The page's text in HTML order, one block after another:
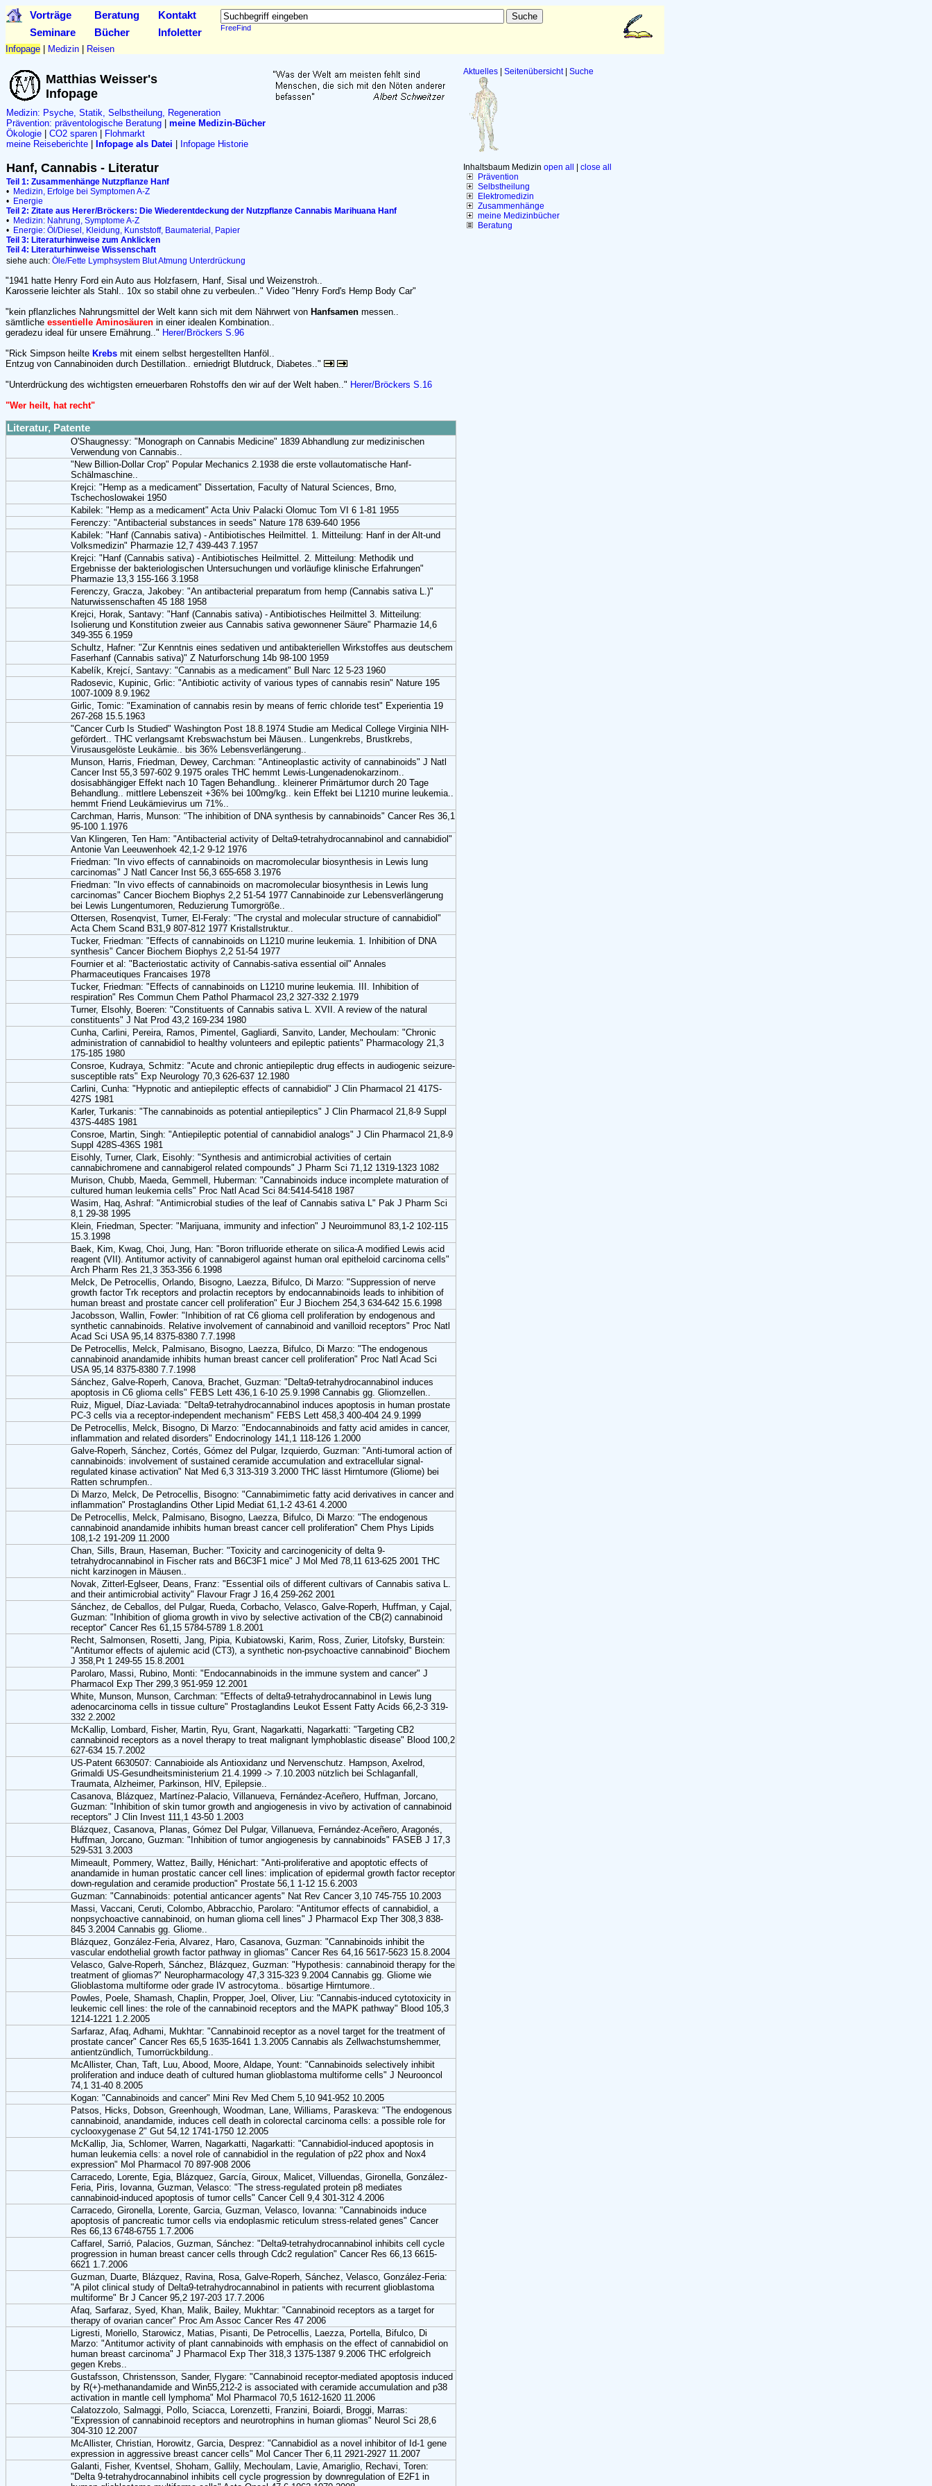
Vorträge Beratung Kontakt
FreeFind
Seminare Bücher Infoletter
Infopage Medizin Reisen
Aktuelles Seitenübersicht| Suche
Inhaltsbaum Medizin open all
close all
Prävention
Selbstheilung
Elektromedizin
Zusammenhänge
meine Medizinbücher
Beratung
Matthias Weisser's
Infopage
Medizin: Psyche, Statik, Selbstheilung, Regeneration
Prävention: präventologische Beratung
meine Medizin-Bücher
Ökologie
CO2 sparen
Flohmarkt
meine Reiseberichte
Infopage als Datei Infopage Historie
Hanf, Cannabis - Literatur
Teil 1: Zusammenhänge Nutzpflanze Hanf
• Medizin, Erfolge bei Symptomen A-Z
• Energie
Teil 2: Zitate aus Herer/Bröckers: Die Wiederentdeckung der Nutzpflanze Cannabis Marihuana Hanf
• Medizin: Nahrung, Symptome A-Z
• Energie: Öl/Diesel, Kleidung, Kunststoff, Baumaterial, Papier
Teil 3: Literaturhinweise zum Anklicken
Teil 4: Literaturhinweise Wissenschaft
siehe auch: Öle/Fette Lymphsystem BlutAtmung Unterdrückung
"1941 hatte Henry Ford ein Auto aus Holzfasern, Hanf, Sisal und Weizenstroh..
Karosserie leichter als Stahl.. 10x so stabil ohne zu verbeulen.." Video "Henry Ford's Hemp Body Car"
"kein pflanzliches Nahrungsmittel der Welt kann sich mit dem Nährwert von Hanfsamen messen..
sämtliche essentielle Aminosäuren in einer idealen Kombination..
geradezu ideal für unsere Ernährung.." Herer/Bröckers S.96
"Rick Simpson heilte Krebs mit einem selbst hergestellten Hanföl..
Entzug von Cannabinoiden durch Destillation.. erniedrigt Blutdruck, Diabetes.."
"Unterdrückung des wichtigsten erneuerbaren Rohstoffs den wir auf der Welt haben.." Herer/Bröckers S.16
"Wer heilt, hat recht"
Literatur, Patente
O'Shaugnessy: "Monograph on Cannabis Medicine" 1839 Abhandlung zur medizinischen
Verwendung von Cannabis..
"New Billion-Dollar Crop" Popular Mechanics 2.1938 die erste vollautomatische Hanf-
Schälmaschine..
Krejci: "Hemp as a medicament" Dissertation, Faculty of Natural Sciences, Brno,
Tschechoslowakei 1950
Kabilek: "Hemp as a medicament" Acta Univ Palacki Olomuc Tom VI 6 1-81 1955
Ferenczy: "Antibacterial substances in seeds" Nature 178 639-640 1956
Kabilek: "Hanf (Cannabis sativa) - Antibiotisches Heilmittel. 1. Mitteilung: Hanf in der Alt-und
Volksmedizin" Pharmazie 12,7 439-443 7.1957
Krejci: "Hanf (Cannabis sativa) - Antibiotisches Heilmittel. 2. Mitteilung: Methodik und
Ergebnisse der bakteriologischen Untersuchungen und vorläufige klinische Erfahrungen"
Pharmazie 13,3 155-166 3.1958
Ferenczy, Gracza, Jakobey: "An antibacterial preparatum from hemp (Cannabis sativa L.)"
Naturwissenschaften 45 188 1958
Krejci, Horak, Santavy: "Hanf (Cannabis sativa) - Antibiotisches Heilmittel 3. Mitteilung:
Isolierung und Konstitution zweier aus Cannabis sativa gewonnener Säure" Pharmazie 14,6
349-355 6.1959
Schultz, Hafner: "Zur Kenntnis eines sedativen und antibakteriellen Wirkstoffes aus deutschem
Faserhanf (Cannabis sativa)" Z Naturforschung 14b 98-100 1959
Kabelík, Krejcí, Santavy: "Cannabis as a medicament" Bull Narc 12 5-23 1960
Radosevic, Kupinic, Grlic: "Antibiotic activity of various types of cannabis resin" Nature 195
1007-1009 8.9.1962
Girlic, Tomic: "Examination of cannabis resin by means of ferric chloride test" Experientia 19
267-268 15.5.1963
"Cancer Curb Is Studied" Washington Post 18.8.1974 Studie am Medical College Virginia NIH-
gefördert.. THC verlangsamt Krebswachstum bei Mäusen.. Lungenkrebs, Brustkrebs,
Virusausgelöste Leukämie.. bis 36% Lebensverlängerung..
Munson, Harris, Friedman, Dewey, Carchman: "Antineoplastic activity of cannabinoids" J Natl
Cancer Inst 55,3 597-602 9.1975 orales THC hemmt Lewis-Lungenadenokarzinom..
dosisabhängiger Effekt nach 10 Tagen Behandlung.. kleinerer Primärtumor durch 20 Tage
Behandlung.. mittlere Lebenszeit +36% bei 100mg/kg.. kein Effekt bei L1210 murine leukemia..
hemmt Friend Leukämievirus um 71%..
Carchman, Harris, Munson: "The inhibition of DNA synthesis by cannabinoids" Cancer Res 36,1
95-100 1.1976
Van Klingeren, Ten Ham: "Antibacterial activity of Delta9-tetrahydrocannabinol and cannabidiol"
Antonie Van Leeuwenhoek 42,1-2 9-12 1976
Friedman: "In vivo effects of cannabinoids on macromolecular biosynthesis in Lewis lung
carcinomas" J Natl Cancer Inst 56,3 655-658 3.1976
Friedman: "In vivo effects of cannabinoids on macromolecular biosynthesis in Lewis lung
carcinomas" Cancer Biochem Biophys 2,2 51-54 1977 Cannabinoide zur Lebensverlängerung
bei Lewis Lungentumoren, Reduzierung Tumorgröße..
Ottersen, Rosenqvist, Turner, El-Feraly: "The crystal and molecular structure of cannabidiol"
Acta Chem Scand B31,9 807-812 1977 Kristallstruktur..
Tucker, Friedman: "Effects of cannabinoids on L1210 murine leukemia. 1. Inhibition of DNA
synthesis" Cancer Biochem Biophys 2,2 51-54 1977
Fournier et al: "Bacteriostatic activity of Cannabis-sativa essential oil" Annales
Pharmaceutiques Francaises 1978
Tucker, Friedman: "Effects of cannabinoids on L1210 murine leukemia. III. Inhibition of
respiration" Res Commun Chem Pathol Pharmacol 23,2 327-332 2.1979
Turner, Elsohly, Boeren: "Constituents of Cannabis sativa L. XVII. A review of the natural
constituents" J Nat Prod 43,2 169-234 1980
Cunha, Carlini, Pereira, Ramos, Pimentel, Gagliardi, Sanvito, Lander, Mechoulam: "Chronic
administration of cannabidiol to healthy volunteers and epileptic patients" Pharmacology 21,3
175-185 1980
Consroe, Kudraya, Schmitz: "Acute and chronic antiepileptic drug effects in audiogenic seizure-
susceptible rats" Exp Neurology 70,3 626-637 12.1980
Carlini, Cunha: "Hypnotic and antiepileptic effects of cannabidiol" J Clin Pharmacol 21 417S-
427S 1981
Karler, Turkanis: "The cannabinoids as potential antiepileptics" J Clin Pharmacol 21,8-9 Suppl
437S-448S 1981
Consroe, Martin, Singh: "Antiepileptic potential of cannabidiol analogs" J Clin Pharmacol 21,8-9
Suppl 428S-436S 1981
Eisohly, Turner, Clark, Eisohly: "Synthesis and antimicrobial activities of certain
cannabichromene and cannabigerol related compounds" J Pharm Sci 71,12 1319-1323 1082
Murison, Chubb, Maeda, Gemmell, Huberman: "Cannabinoids induce incomplete maturation of
cultured human leukemia cells" Proc Natl Acad Sci 84:5414-5418 1987
Wasim, Haq, Ashraf: "Antimicrobial studies of the leaf of Cannabis sativa L" Pak J Pharm Sci
8,1 29-38 1995
Klein, Friedman, Specter: "Marijuana, immunity and infection" J Neuroimmunol 83,1-2 102-115
15.3.1998
Baek, Kim, Kwag, Choi, Jung, Han: "Boron trifluoride etherate on silica-A modified Lewis acid
reagent (VII). Antitumor activity of cannabigerol against human oral epitheloid carcinoma cells"
Arch Pharm Res 21,3 353-356 6.1998
Melck, De Petrocellis, Orlando, Bisogno, Laezza, Bifulco, Di Marzo: "Suppression of nerve
growth factor Trk receptors and prolactin receptors by endocannabinoids leads to inhibition of
human breast and prostate cancer cell proliferation" Eur J Biochem 254,3 634-642 15.6.1998
Jacobsson, Wallin, Fowler: "Inhibition of rat C6 glioma cell proliferation by endogenous and
synthetic cannabinoids. Relative involvement of cannabinoid and vanilloid receptors" Proc Natl
Acad Sci USA 95,14 8375-8380 7.7.1998
De Petrocellis, Melck, Palmisano, Bisogno, Laezza, Bifulco, Di Marzo: "The endogenous
cannabinoid anandamide inhibits human breast cancer cell proliferation" Proc Natl Acad Sci
USA 95,14 8375-8380 7.7.1998
Sánchez, Galve-Roperh, Canova, Brachet, Guzman: "Delta9-tetrahydrocannabinol induces
apoptosis in C6 glioma cells" FEBS Lett 436,1 6-10 25.9.1998 Cannabis gg. Gliomzellen..
Ruiz, Miguel, Díaz-Laviada: "Delta9-tetrahydrocannabinol induces apoptosis in human prostate
PC-3 cells via a receptor-independent mechanism" FEBS Lett 458,3 400-404 24.9.1999
De Petrocellis, Melck, Bisogno, Di Marzo: "Endocannabinoids and fatty acid amides in cancer,
inflammation and related disorders" Endocrinology 141,1 118-126 1.2000
Galve-Roperh, Sánchez, Cortés, Gómez del Pulgar, Izquierdo, Guzman: "Anti-tumoral action of
cannabinoids: involvement of sustained ceramide accumulation and extracellular signal-
regulated kinase activation" Nat Med 6,3 313-319 3.2000 THC lässt Hirntumore (Gliome) bei
Ratten schrumpfen..
Di Marzo, Melck, De Petrocellis, Bisogno: "Cannabimimetic fatty acid derivatives in cancer and
inflammation" Prostaglandins Other Lipid Mediat 61,1-2 43-61 4.2000
De Petrocellis, Melck, Palmisano, Bisogno, Laezza, Bifulco, Di Marzo: "The endogenous
cannabinoid anandamide inhibits human breast cancer cell proliferation" Chem Phys Lipids
108,1-2 191-209 11.2000
Chan, Sills, Braun, Haseman, Bucher: "Toxicity and carcinogenicity of delta 9-
tetrahydrocannabinol in Fischer rats and B6C3F1 mice" J Mol Med 78,11 613-625 2001 THC
nicht karzinogen in Mäusen..
Novak, Zitterl-Eglseer, Deans, Franz: "Essential oils of different cultivars of Cannabis sativa L.
and their antimicrobial activity" Flavour Fragr J 16,4 259-262 2001
Sánchez, de Ceballos, del Pulgar, Rueda, Corbacho, Velasco, Galve-Roperh, Huffman, y Cajal,
Guzman: "Inhibition of glioma growth in vivo by selective activation of the CB(2) cannabinoid
receptor" Cancer Res 61,15 5784-5789 1.8.2001
Recht, Salmonsen, Rosetti, Jang, Pipia, Kubiatowski, Karim, Ross, Zurier, Litofsky, Burstein:
"Antitumor effects of ajulemic acid (CT3), a synthetic non-psychoactive cannabinoid" Biochem
J 358,Pt 1 249-55 15.8.2001
Parolaro, Massi, Rubino, Monti: "Endocannabinoids in the immune system and cancer" J
Pharmacol Exp Ther 299,3 951-959 12.2001
White, Munson, Munson, Carchman: "Effects of delta9-tetrahydrocannabinol in Lewis lung
adenocarcinoma cells in tissue culture" Prostaglandins Leukot Essent Fatty Acids 66,2-3 319-
332 2.2002
McKallip, Lombard, Fisher, Martin, Ryu, Grant, Nagarkatti, Nagarkatti: "Targeting CB2
cannabinoid receptors as a novel therapy to treat malignant lymphoblastic disease" Blood 100,2
627-634 15.7.2002
US-Patent 6630507: Cannabioide als Antioxidanz und Nervenschutz. Hampson, Axelrod,
Grimaldi US-Gesundheitsministerium 21.4.1999 -> 7.10.2003 nützlich bei Schlaganfall,
Traumata, Alzheimer, Parkinson, HIV, Epilepsie..
Casanova, Blázquez, Martínez-Palacio, Villanueva, Fernández-Aceñero, Huffman, Jorcano,
Guzman: "Inhibition of skin tumor growth and angiogenesis in vivo by activation of cannabinoid
receptors" J Clin Invest 111,1 43-50 1.2003
Blázquez, Casanova, Planas, Gómez Del Pulgar, Villanueva, Fernández-Aceñero, Aragonés,
Huffman, Jorcano, Guzman: "Inhibition of tumor angiogenesis by cannabinoids" FASEB J 17,3
529-531 3.2003
Mimeault, Pommery, Wattez, Bailly, Hénichart: "Anti-proliferative and apoptotic effects of
anandamide in human prostatic cancer cell lines: implication of epidermal growth factor receptor
down-regulation and ceramide production" Prostate 56,1 1-12 15.6.2003
Guzman: "Cannabinoids: potential anticancer agents" Nat Rev Cancer 3,10 745-755 10.2003
Massi, Vaccani, Ceruti, Colombo, Abbracchio, Parolaro: "Antitumor effects of cannabidiol, a
nonpsychoactive cannabinoid, on human glioma cell lines" J Pharmacol Exp Ther 308,3 838-
845 3.2004 Cannabis gg. Gliome..
Blázquez, González-Feria, Alvarez, Haro, Casanova, Guzman: "Cannabinoids inhibit the
vascular endothelial growth factor pathway in gliomas" Cancer Res 64,16 5617-5623 15.8.2004
Velasco, Galve-Roperh, Sánchez, Blázquez, Guzman: "Hypothesis: cannabinoid therapy for the
treatment of gliomas?" Neuropharmacology 47,3 315-323 9.2004 Cannabis gg. Gliome wie
Glioblastoma multiforme oder grade IV astrocytoma.. bösartige Hirntumore..
Powles, Poele, Shamash, Chaplin, Propper, Joel, Oliver, Liu: "Cannabis-induced cytotoxicity in
leukemic cell lines: the role of the cannabinoid receptors and the MAPK pathway" Blood 105,3
1214-1221 1.2.2005
Sarfaraz, Afaq, Adhami, Mukhtar: "Cannabinoid receptor as a novel target for the treatment of
prostate cancer" Cancer Res 65,5 1635-1641 1.3.2005 Cannabis als Zellwachstumshemmer,
antientzündlich, Tumorrückbildung..
McAllister, Chan, Taft, Luu, Abood, Moore, Aldape, Yount: "Cannabinoids selectively inhibit
proliferation and induce death of cultured human glioblastoma multiforme cells" J Neurooncol
74,1 31-40 8.2005
Kogan: "Cannabinoids and cancer" Mini Rev Med Chem 5,10 941-952 10.2005
Patsos, Hicks, Dobson, Greenhough, Woodman, Lane, Williams, Paraskeva: "The endogenous
cannabinoid, anandamide, induces cell death in colorectal carcinoma cells: a possible role for
cyclooxygenase 2" Gut 54,12 1741-1750 12.2005
McKallip, Jia, Schlomer, Warren, Nagarkatti, Nagarkatti: "Cannabidiol-induced apoptosis in
human leukemia cells: a novel role of cannabidiol in the regulation of p22 phox and Nox4
expression" Mol Pharmacol 70 897-908 2006
Carracedo, Lorente, Egia, Blázquez, García, Giroux, Malicet, Villuendas, Gironella, González-
Feria, Piris, Iovanna, Guzman, Velasco: "The stress-regulated protein p8 mediates
cannabinoid-induced apoptosis of tumor cells" Cancer Cell 9,4 301-312 4.2006
Carracedo, Gironella, Lorente, Garcia, Guzman, Velasco, Iovanna: "Cannabinoids induce
apoptosis of pancreatic tumor cells via endoplasmic reticulum stress-related genes" Cancer
Res 66,13 6748-6755 1.7.2006
Caffarel, Sarrió, Palacios, Guzman, Sánchez: "Delta9-tetrahydrocannabinol inhibits cell cycle
progression in human breast cancer cells through Cdc2 regulation" Cancer Res 66,13 6615-
6621 1.7.2006
Guzman, Duarte, Blázquez, Ravina, Rosa, Galve-Roperh, Sánchez, Velasco, González-Feria:
"A pilot clinical study of Delta9-tetrahydrocannabinol in patients with recurrent glioblastoma
multiforme" Br J Cancer 95,2 197-203 17.7.2006
Afaq, Sarfaraz, Syed, Khan, Malik, Bailey, Mukhtar: "Cannabinoid receptors as a target for
therapy of ovarian cancer" Proc Am Assoc Cancer Res 47 2006
Ligresti, Moriello, Starowicz, Matias, Pisanti, De Petrocellis, Laezza, Portella, Bifulco, Di
Marzo: "Antitumor activity of plant cannabinoids with emphasis on the effect of cannabidiol on
human breast carcinoma" J Pharmacol Exp Ther 318,3 1375-1387 9.2006 THC erfolgreich
gegen Krebs..
Gustafsson, Christensson, Sander, Flygare: "Cannabinoid receptor-mediated apoptosis induced
by R(+)-methanandamide and Win55,212-2 is associated with ceramide accumulation and p38
activation in mantle cell lymphoma" Mol Pharmacol 70,5 1612-1620 11.2006
Calatozzolo, Salmaggi, Pollo, Sciacca, Lorenzetti, Franzini, Boiardi, Broggi, Marras:
"Expression of cannabinoid receptors and neurotrophins in human gliomas" Neurol Sci 28,6
304-310 12.2007
McAllister, Christian, Horowitz, Garcia, Desprez: "Cannabidiol as a novel inhibitor of Id-1 gene
expression in aggressive breast cancer cells" Mol Cancer Ther 6,11 2921-2927 11.2007
Galanti, Fisher, Kventsel, Shoham, Gallily, Mechoulam, Lavie, Amariglio, Rechavi, Toren:
"Delta 9-tetrahydrocannabinol inhibits cell cycle progression by downregulation of E2F1 in